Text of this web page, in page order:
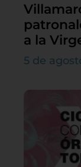
a la
5 de